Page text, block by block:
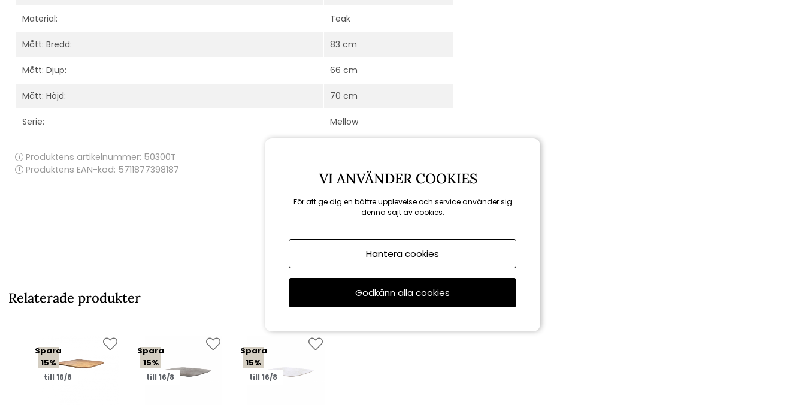
Material: Teak
Mått: Bredd: 83 cm
Mått: Djup: 66 cm
Mått: Höjd: 70 cm
Serie: Mellow
Produktens artikelnummer: 50300T
Produktens EAN-kod: 5711877398187
Relaterade produkter
Spara
15%
till 16/8
Spara
15%
till 16/8
Spara
15%
till 16/8
VI ANVÄNDER COOKIES
För att ge dig en bättre upplevelse och service använder sig
denna sajt av cookies.
Hantera cookies
Godkänn alla cookies